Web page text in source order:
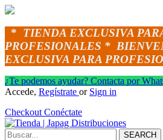
* TIENDA EXCLUSIVA
PROFESIONALES *
EXCLUSIVA PARA
¿Te podemos ayudar? Contacta por
Accede, Regístrate or Sign in
Checkout Conéctate
SEARCH